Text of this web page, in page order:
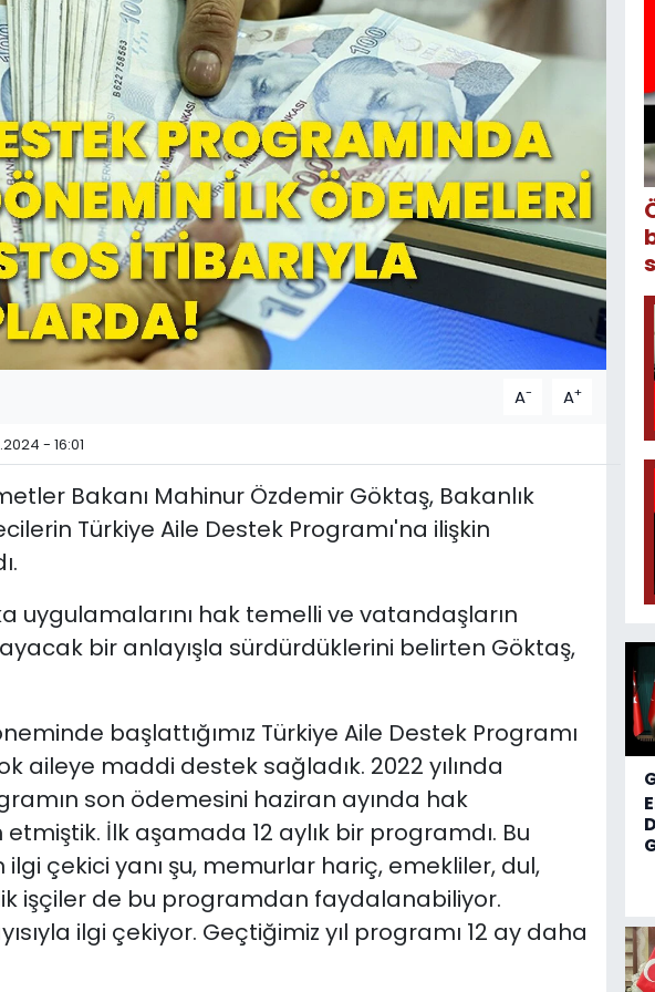
A- A+
- 16:01
Bakanı Mahinur Özdemir Göktaş, Bakanlık
Türkiye Aile Destek Programı'na ilişkin
uygulamalarını hak temelli ve vatandaşların
bir anlayışla sürdürdüklerini belirten Göktaş,
başlattığımız Türkiye Aile Destek Programı
aileye maddi destek sağladık. 2022 yılında
son ödemesini haziran ayında hak
İlk aşamada 12 aylık bir programdı. Bu
ilgi çekici yanı şu, memurlar hariç, emekliler, dul,
işçiler de bu programdan faydalanabiliyor.
ilgi çekiyor. Geçtiğimiz yıl programı 12 ay daha